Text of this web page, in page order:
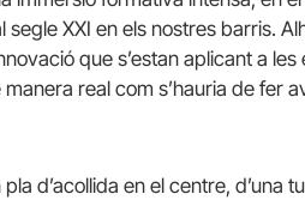
XXI en els nostres barris.
que s’estan aplicant a les
real com s’hauria de fer
pla d’acollida en el centre, d’una